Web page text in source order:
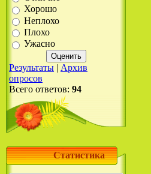
Хорошо
Неплохо
Плохо
Ужасно
Результаты | Архив
опросов
Всего ответов: 94
Статистика